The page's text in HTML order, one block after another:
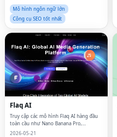
Mô hình ngôn ngữ lớn
Công cụ SEO tốt nhất
Flaq AI
Truy cập các mô hình Flaq AI hàng đầu
toàn cầu như Nano Banana Pro,
Seedream, Veo & Wan thông qua một
2026-05-21